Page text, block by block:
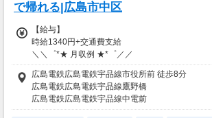
※承認済の勤怠実績に応じて申請が可能です。
※その他規定あり（詳細は登録後にマイページ
よりご確認ください）
【交通費】
別途一部支給
交通費支給（規定あり）
で帰れる|広島市中区
【給与】
時給1340円+交通費支給
＼＼゜*★ 月収例 ★*゜／／
週5日(月22日勤務)×1日7.5時間×時給1340円=
月収22万1100円
【給与支払】
広島電鉄広島電鉄宇品線市役所前 徒歩8分
広島電鉄広島電鉄宇品線鷹野橋
広島電鉄広島電鉄宇品線中電前
広島電鉄広島電鉄宇品線日赤病院前